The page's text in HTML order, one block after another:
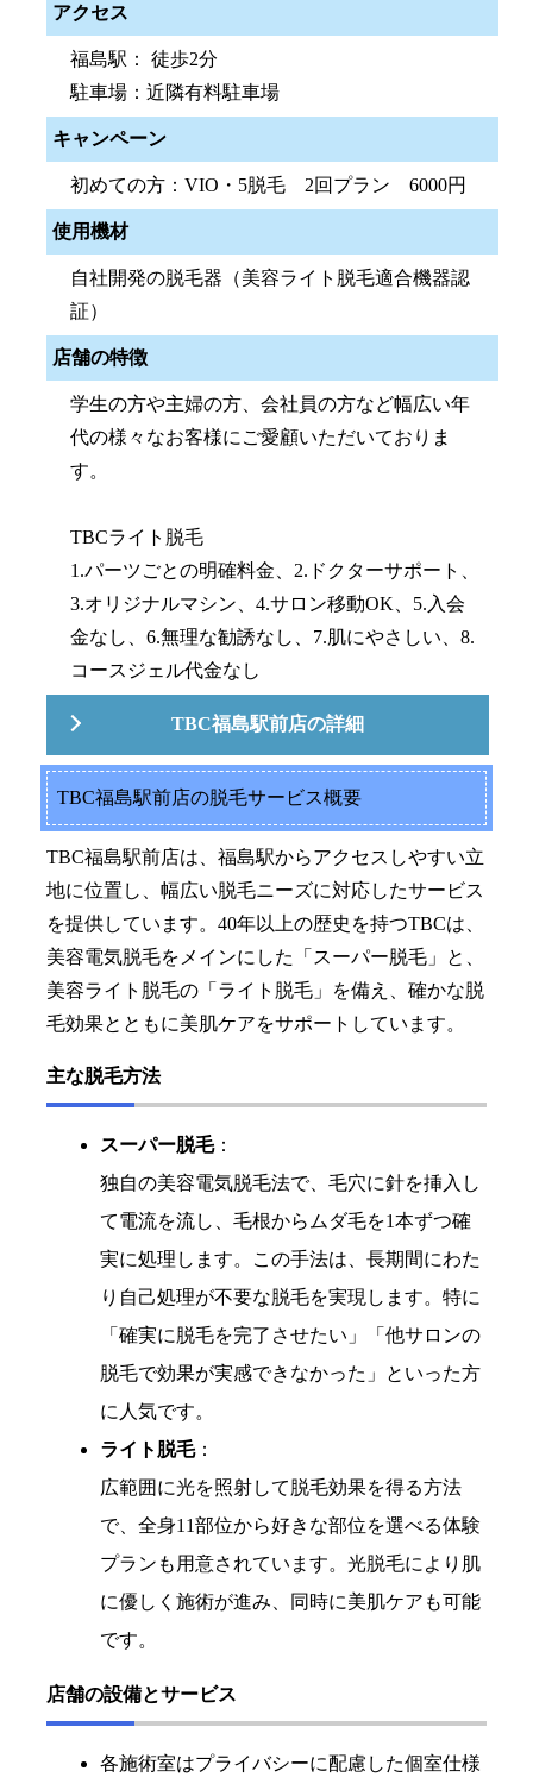
アクセス
福島駅： 徒歩2分
駐車場：近隣有料駐車場
キャンペーン
初めての方：VIO・5脱毛 2回プラン 6000円
使用機材
自社開発の脱毛器（美容ライト脱毛適合機器認
証）
店舗の特徴
学生の方や主婦の方、会社員の方など幅広い年
代の様々なお客様にご愛顧いただいておりま
す。
TBCライト脱毛
1.パーツごとの明確料金、2.ドクターサポート、
3.オリジナルマシン、4.サロン移動OK、5.入会
金なし、6.無理な勧誘なし、7.肌にやさしい、8.
コースジェル代金なし
TBC福島駅前店の詳細
TBC福島駅前店の脱毛サービス概要
TBC福島駅前店は、福島駅からアクセスしやすい立
地に位置し、幅広い脱毛ニーズに対応したサービス
を提供しています。40年以上の歴史を持つTBCは、
美容電気脱毛をメインにした「スーパー脱毛」と、
美容ライト脱毛の「ライト脱毛」を備え、確かな脱
毛効果とともに美肌ケアをサポートしています。
主な脱毛方法
スーパー脱毛：
独自の美容電気脱毛法で、毛穴に針を挿入し
て電流を流し、毛根からムダ毛を1本ずつ確
実に処理します。この手法は、長期間にわた
り自己処理が不要な脱毛を実現します。特に
「確実に脱毛を完了させたい」「他サロンの
脱毛で効果が実感できなかった」といった方
に人気です。
ライト脱毛：
広範囲に光を照射して脱毛効果を得る方法
で、全身11部位から好きな部位を選べる体験
プランも用意されています。光脱毛により肌
に優しく施術が進み、同時に美肌ケアも可能
です。
店舗の設備とサービス
各施術室はプライバシーに配慮した個室仕様